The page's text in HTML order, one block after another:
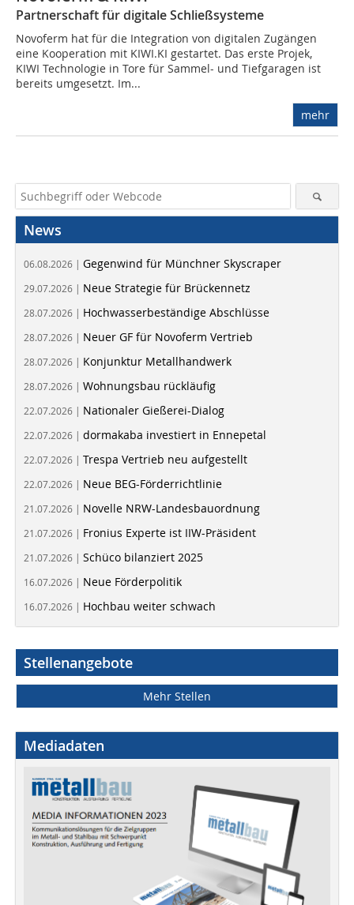
Partnerschaft für digitale Schließsysteme
Novoferm hat für die Integration von digitalen Zugängen
eine Kooperation mit KIWI.KI gestartet. Das erste Projek,
KIWI Technologie in Tore für Sammel- und Tiefgaragen ist
bereits umgesetzt. Im...
mehr
News
06.08.2026 | Gegenwind für Münchner Skyscraper
29.07.2026 | Neue Strategie für Brückennetz
28.07.2026 | Hochwasserbeständige Abschlüsse
28.07.2026 | Neuer GF für Novoferm Vertrieb
28.07.2026 | Konjunktur Metallhandwerk
28.07.2026 | Wohnungsbau rückläufig
22.07.2026 | Nationaler Gießerei-Dialog
22.07.2026 | dormakaba investiert in Ennepetal
22.07.2026 | Trespa Vertrieb neu aufgestellt
22.07.2026 | Neue BEG-Förderrichtlinie
21.07.2026 | Novelle NRW-Landesbauordnung
21.07.2026 | Fronius Experte ist IIW-Präsident
21.07.2026 | Schüco bilanziert 2025
16.07.2026 | Neue Förderpolitik
16.07.2026 | Hochbau weiter schwach
Stellenangebote
Mehr Stellen
Mediadaten